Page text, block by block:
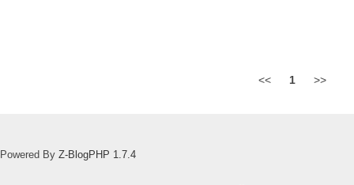
<< 1 >>
Powered By Z-BlogPHP 1.7.4